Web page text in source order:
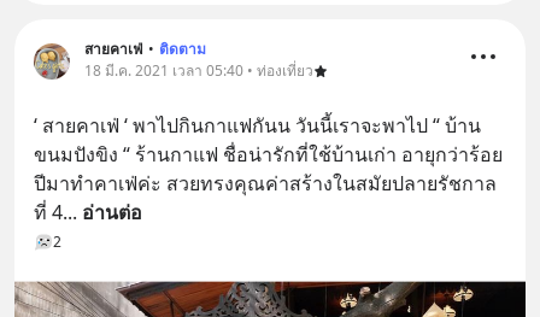
สายคาเฟ่ • ติดตาม
18 มี.ค. 2021 เวลา 05:40 • ท่องเที่ยว
‘ สายคาเฟ่ ‘ พาไปกินกาแฟกันน วันนี้เราจะพาไป “ บ้าน
ขนมปังขิง “ ร้านกาแฟ ชื่อน่ารักที่ใช้บ้านเก่า อายุกว่าร้อย
ปีมาทำคาเฟ่ค่ะ สวยทรงคุณค่าสร้างในสมัยปลายรัชกาล
ที่ 4... อ่านต่อ
2